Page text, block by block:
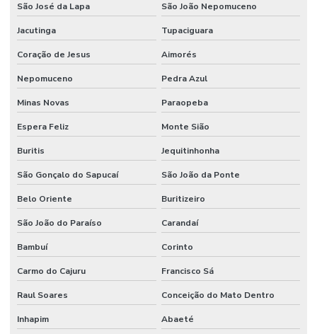
São José da Lapa São João Nepomuceno
Jacutinga Tupaciguara
Coração de Jesus Aimorés
Nepomuceno Pedra Azul
Minas Novas Paraopeba
Espera Feliz Monte Sião
Buritis Jequitinhonha
São Gonçalo do Sapucaí São João da Ponte
Belo Oriente Buritizeiro
São João do Paraíso Carandaí
Bambuí Corinto
Carmo do Cajuru Francisco Sá
Raul Soares Conceição do Mato Dentro
Inhapim Abaeté